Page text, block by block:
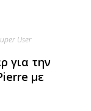
User
για την
με